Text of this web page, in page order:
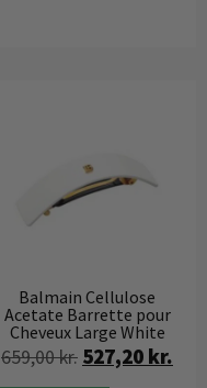
Balmain Cellulose
Acetate Barrette pour
Cheveux Large White
659,00kr. 527,20 kr.